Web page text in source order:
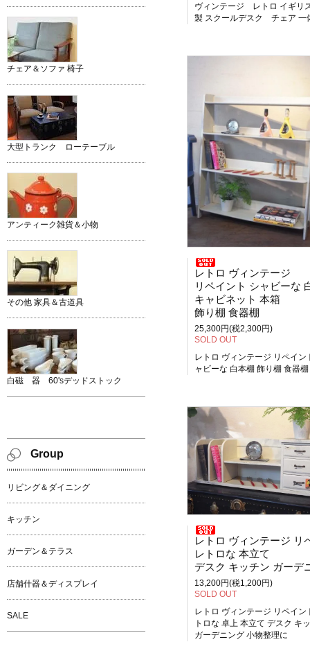
ヴィンテージ レトロ イギリ
製 スクールデスク チェア 一
レトロ ヴィンテージ
リペイント シャビーな 白本
キャビネット 本箱
飾り棚 食器棚
25,300円(税2,300円)
SOLD OUT
レトロ ヴィンテージ リペイン
ャビーな 白本棚 飾り棚 食器棚
レトロ ヴィンテージ リペイン
レトロな 本立て
デスク キッチン ガーデニング 小物整理
13,200円(税1,200円)
SOLD OUT
レトロ ヴィンテージ リペイン
トロな 卓上 本立て デスク キ
ガーデニング 小物整理に
チェア＆ソファ 椅子
大型トランク ローテーブル
アンティーク雑貨＆小物
その他 家具＆古道具
白磁 器 60'sデッドストック
Group
リビング＆ダイニング
キッチン
ガーデン＆テラス
店舗什器＆ディスプレイ
SALE